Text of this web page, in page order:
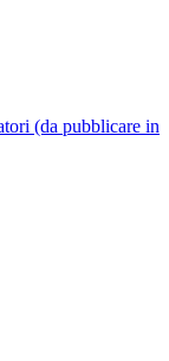
(da pubblicare in